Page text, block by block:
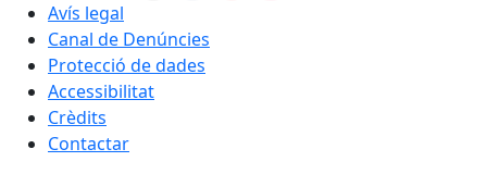
Avís legal
Canal de Denúncies
Protecció de dades
Accessibilitat
Crèdits
Contactar